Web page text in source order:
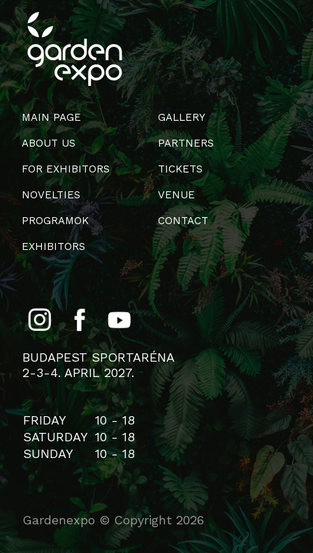
MAIN PAGE
ABOUT US
FOR EXHIBITORS
NOVELTIES
PROGRAMOK
EXHIBITORS
GALLERY
PARTNERS
TICKETS
VENUE
CONTACT
BUDAPEST SPORTARÉNA
2-3-4. APRIL 2027.
FRIDAY
10 - 18
SATURDAY 10 - 18
SUNDAY
10 - 18
Gardenexpo © Copyright 2026